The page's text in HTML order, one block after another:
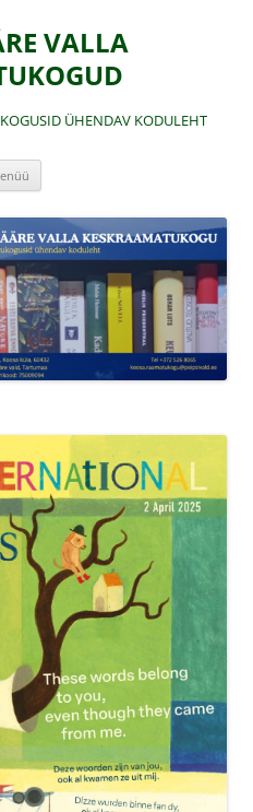
VALLA
ÜHENDAV KODULEHT